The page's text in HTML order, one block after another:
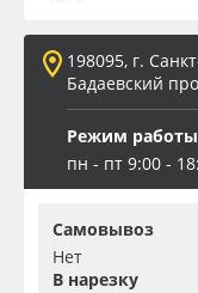
198095, г.
Бадаевский
Режим работы
пн - пт 9:00 -
Самовывоз
Нет
В нарезку